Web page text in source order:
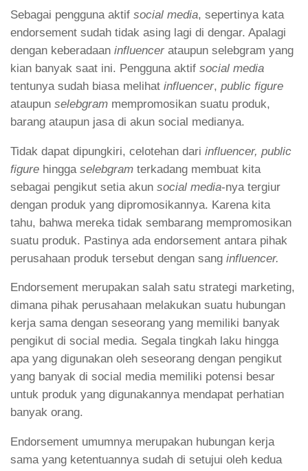
Sebagai pengguna aktif social media, sepertinya kata
endorsement sudah tidak asing lagi di dengar. Apalagi
dengan keberadaan influencer ataupun selebgram yang
kian banyak saat ini. Pengguna aktif social media
tentunya sudah biasa melihat influencer, public figure
ataupun selebgram mempromosikan suatu produk,
barang ataupun jasa di akun social medianya.
Tidak dapat dipungkiri, celotehan dari influencer, public
figure hingga selebgram terkadang membuat kita
sebagai pengikut setia akun social media-nya tergiur
dengan produk yang dipromosikannya. Karena kita
tahu, bahwa mereka tidak sembarang mempromosikan
suatu produk. Pastinya ada endorsement antara pihak
perusahaan produk tersebut dengan sang influencer.
Endorsement merupakan salah satu strategi marketing,
dimana pihak perusahaan melakukan suatu hubungan
kerja sama dengan seseorang yang memiliki banyak
pengikut di social media. Segala tingkah laku hingga
apa yang digunakan oleh seseorang dengan pengikut
yang banyak di social media memiliki potensi besar
untuk produk yang digunakannya mendapat perhatian
banyak orang.
Endorsement umumnya merupakan hubungan kerja
sama yang ketentuannya sudah di setujui oleh kedua